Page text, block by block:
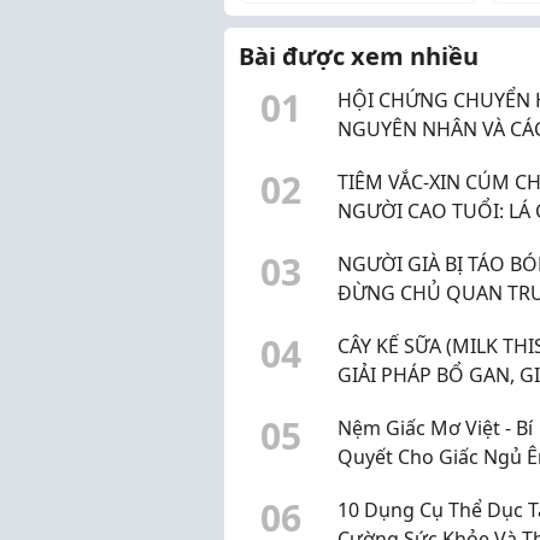
hiện nay, các dòng viên
hải sản luôn chiếm một vị
trí ưu tiên nhờ hương ...
lại
Bài được xem nhiều
01
HỘI CHỨNG CHUYỂN
NGUYÊN NHÂN VÀ
02
TIÊM VẮC-XIN CÚM
NGƯỜI CAO TUỔI: LÁ
03
NGƯỜI GIÀ BỊ TÁO
ĐỪNG CHỦ QUAN
CHỨNG
04
CÂY KẾ SỮA (MILK
GIẢI PHÁP BỔ GAN,
05
Nệm Giấc Mơ Việt - Bí
Quyết Cho Giấc Ngủ
06
10 Dụng Cụ Thể Dục